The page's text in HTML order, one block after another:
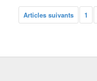
Articles suivants 1